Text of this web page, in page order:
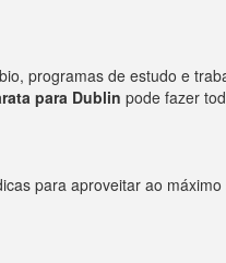
programas de estudo e
para Dublin pode fazer
para aproveitar ao